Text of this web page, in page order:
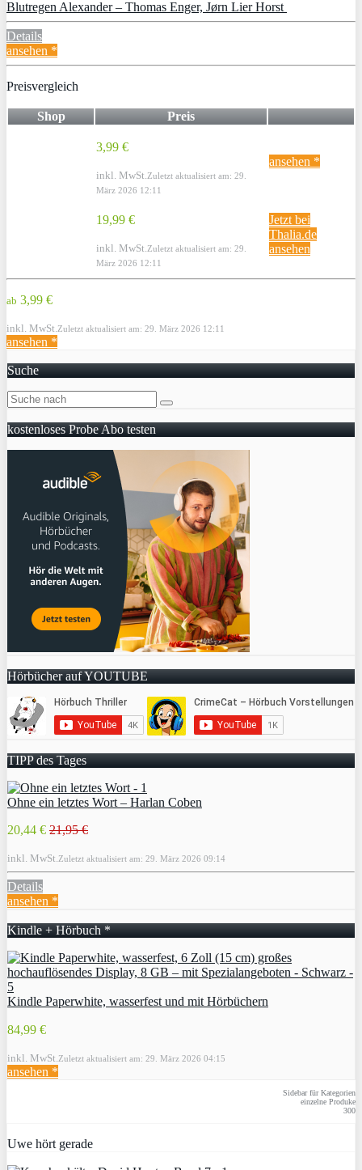
Blutregen Alexander – Thomas Enger, Jørn Lier Horst
Details
ansehen *
Preisvergleich
Shop Preis
3,99 €
inkl. MwSt. Zuletzt aktualisiert am: 29.
März 2026 12:11
ansehen *
19,99 €
inkl. MwSt. Zuletzt aktualisiert am: 29.
März 2026 12:11
Jetzt bei
Thalia.de
ansehen
ab 3,99 €
inkl. MwSt. Zuletzt aktualisiert am: 29. März 2026 12:11
ansehen *
Suche
kostenloses Probe Abo testen
Hörbücher auf YOUTUBE
TIPP des Tages
Ohne ein letztes Wort – Harlan Coben
20,44 € 21,95 €
inkl. MwSt. Zuletzt aktualisiert am: 29. März 2026 09:14
Details
ansehen *
Kindle + Hörbuch *
Kindle Paperwhite, wasserfest und mit Hörbüchern
84,99 €
inkl. MwSt. Zuletzt aktualisiert am: 29. März 2026 04:15
ansehen *
Sidebar für Kategorien
einzelne Produke
300
Uwe hört gerade